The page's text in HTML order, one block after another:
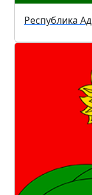
Республика